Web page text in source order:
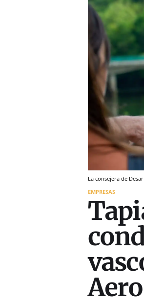
La consejera de
EMPRESAS